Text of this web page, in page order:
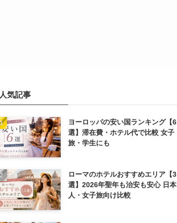
人気記事
ヨーロッパの安い国ランキング【6
選】滞在費・ホテル代で比較 女子
旅・学生にも
ローマのホテルおすすめエリア【3
選】2026年聖年も治安も安心 日本
人・女子旅向け比較